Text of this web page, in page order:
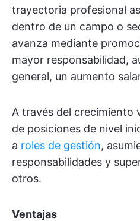
trayectoria profesional
dentro de un campo o
avanza mediante
mayor responsabilidad,
general, un aumento
A través del crecimiento
de posiciones de nivel
a roles de gestión,
responsabilidades y
otros.
Ventajas